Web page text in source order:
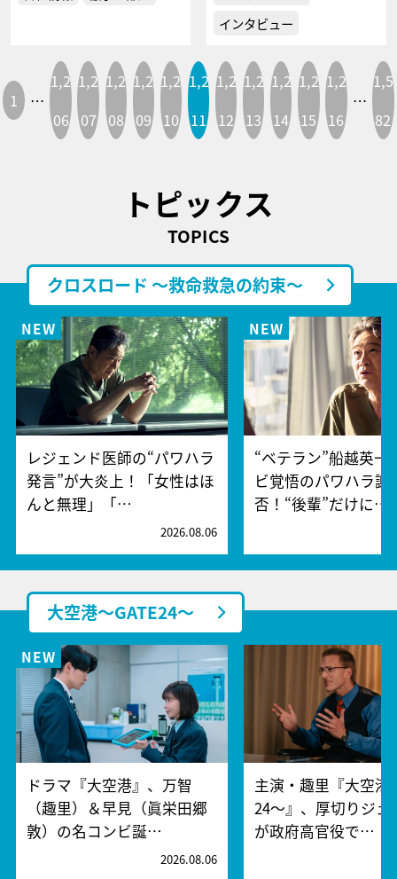
インタビュー
1 …
1,2
06
1,2
07
1,2
08
1,2
09
1,2
10
1,2
11
1,2
12
1,2
13
1,2
14
1,2
15
1,2
16
…
1,5
82
トピックス
TOPICS
クロスロード ～救命救急の約束～
レジェンド医師の“パワハラ
発言”が大炎上！「女性はほ
んと無理」「…
2026.08.06
“ベテラン”船越英一
ビ覚悟のパワハラ謝
否！“後輩”だけに…
大空港～GATE24～
ドラマ『大空港』、万智
（趣里）＆早見（眞栄田郷
敦）の名コンビ誕…
2026.08.06
主演・趣里『大空港
24～』、厚切りジェ
が政府高官役で…